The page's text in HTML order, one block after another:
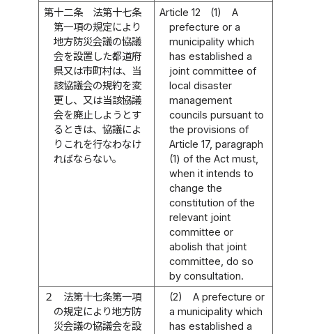
第十二条
法第十七条
第一項の規定により
地方防災会議の協議
会を設置した都道府
県又は市町村は、当
該協議会の規約を変
更し、又は当該協議
会を廃止しようとす
るときは、協議によ
りこれを行なわなけ
ればならない。
Article 12 (1)
A
prefecture or a
municipality which
has established a
joint committee of
local disaster
management
councils pursuant to
the provisions of
Article 17, paragraph
(1) of the Act must,
when it intends to
change the
constitution of the
relevant joint
committee or
abolish that joint
committee, do so
by consultation.
２
法第十七条第一項
の規定により地方防
災会議の協議会を設
(2)
A prefecture or
a municipality which
has established a